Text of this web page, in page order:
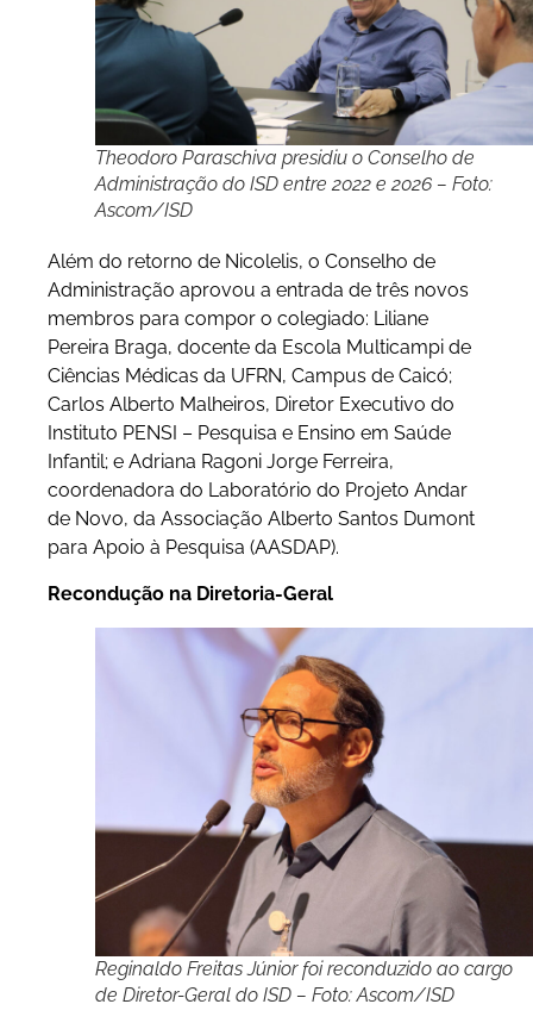
Theodoro Paraschiva presidiu o Conselho de
Administração do ISD entre 2022 e 2026 – Foto:
Ascom/ISD
Além do retorno de Nicolelis, o Conselho de
Administração aprovou a entrada de três novos
membros para compor o colegiado: Liliane
Pereira Braga, docente da Escola Multicampi de
Ciências Médicas da UFRN, Campus de Caicó;
Carlos Alberto Malheiros, Diretor Executivo do
Instituto PENSI – Pesquisa e Ensino em Saúde
Infantil; e Adriana Ragoni Jorge Ferreira,
coordenadora do Laboratório do Projeto Andar
de Novo, da Associação Alberto Santos Dumont
para Apoio à Pesquisa (AASDAP).
Recondução na Diretoria-Geral
Reginaldo Freitas Júnior foi reconduzido ao cargo
de Diretor-Geral do ISD – Foto: Ascom/ISD